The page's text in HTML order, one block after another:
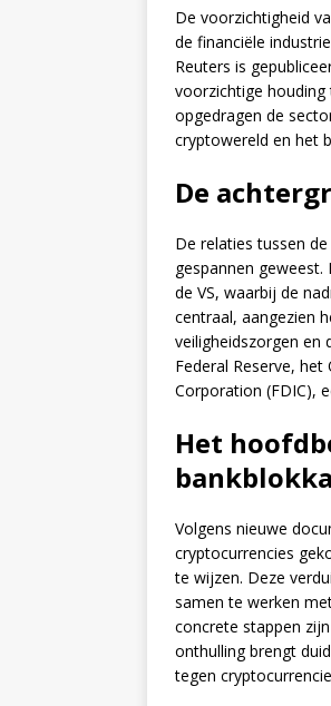
De voorzichtigheid
de financiële
Reuters is
voorzichtige
opgedragen de
cryptowereld en het
De
De relaties tussen
gespannen
de VS, waarbij de
centraal, aangezien
veiligheidszorgen en
Federal Reserve,
Corporation (FDIC),
Het
Volgens nieuwe
cryptocurrencies
te wijzen. Deze
samen te werken
concrete stappen
onthulling brengt
tegen